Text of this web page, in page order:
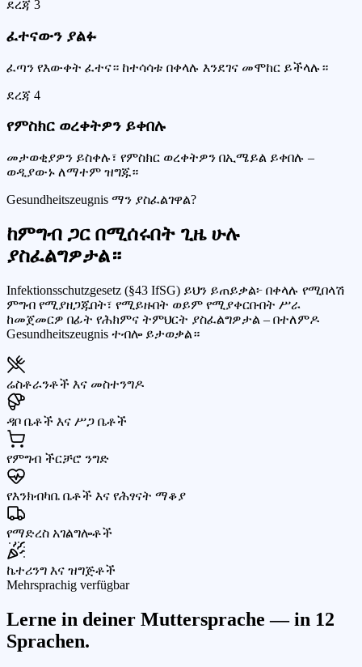
ደረጃ 3
ፈተናውን ያልፉ
ፈጣን የእውቀት ፈተና። ከተሳሳቱ በቀላሉ እንደገና መሞከር ይችላሉ።
ደረጃ 4
የምስክር ወረቀትዎን ይቀበሉ
መታወቂያዎን ይስቀሉ፣ የምስክር ወረቀትዎን በኢሜይል ይቀበሉ –
ወዲያውኑ ለማተም ዝግጁ።
Gesundheitszeugnis ማን ያስፈልገዋል?
ከምግብ ጋር በሚሰሩበት ጊዜ ሁሉ
ያስፈልግዎታል።
Infektionsschutzgesetz (§43 IfSG) ይህን ይጠይቃል፦ በቀላሉ የሚበላሽ
ምግብ የሚያዘጋጁበት፣ የሚይዙበት ወይም የሚያቀርቡበት ሥራ
ከመጀመርዎ በፊት የሕክምና ትምህርት ያስፈልግዎታል – በተለምዶ
Gesundheitszeugnis ተብሎ ይታወቃል።
ሬስቶራንቶች እና መስተንግዶ
ዳቦ ቤቶች እና ሥጋ ቤቶች
የምግብ ችርቻሮ ንግድ
የእንክብካቤ ቤቶች እና የሕፃናት ማቆያ
የማድረስ አገልግሎቶች
ኬተሪንግ እና ዝግጅቶች
Mehrsprachig verfügbar
Lerne in deiner Muttersprache — in 12
Sprachen.